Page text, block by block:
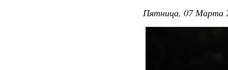
Пятница, 07 Марта